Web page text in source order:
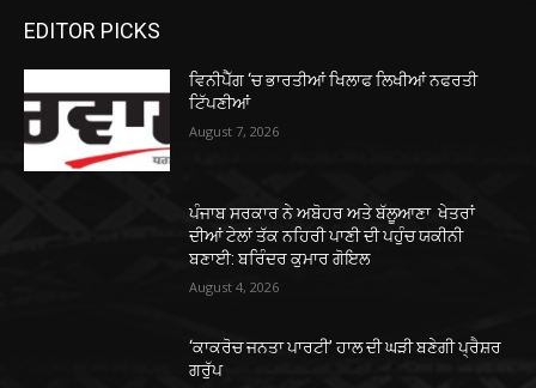
EDITOR PICKS
ਵਿਨੀਪੈੱਗ ‘ਚ ਭਾਰਤੀਆਂ ਖਿਲਾਫ ਲਿਖੀਆਂ ਨਫਰਤੀ
ਟਿੱਪਣੀਆਂ
August 7, 2026
ਪੰਜਾਬ ਸਰਕਾਰ ਨੇ ਅਬੋਹਰ ਅਤੇ ਬੱਲੂਆਣਾ ਖੇਤਰਾਂ
ਦੀਆਂ ਟੇਲਾਂ ਤੱਕ ਨਹਿਰੀ ਪਾਣੀ ਦੀ ਪਹੁੰਚ ਯਕੀਨੀ
ਬਣਾਈ: ਬਰਿੰਦਰ ਕੁਮਾਰ ਗੋਇਲ
August 4, 2026
‘ਕਾਕਰੋਚ ਜਨਤਾ ਪਾਰਟੀ’ ਹਾਲ ਦੀ ਘੜੀ ਬਣੇਗੀ ਪ੍ਰੈਸ਼ਰ
ਗਰੁੱਪ